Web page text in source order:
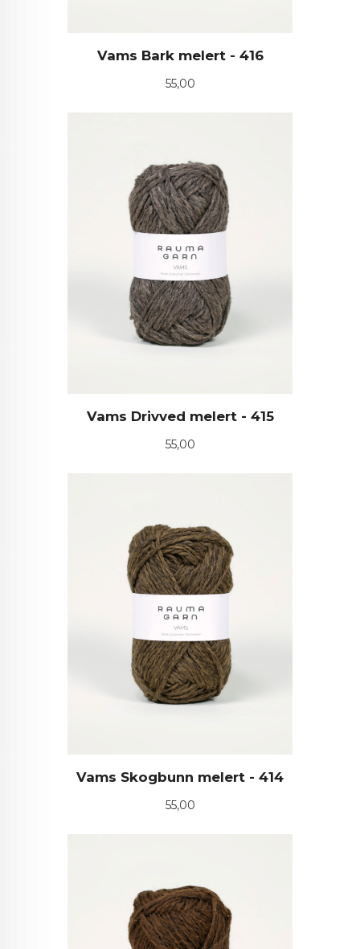
Vams Bark melert - 416
Pris
55,00
Vams Drivved melert - 415
Pris
55,00
Vams Skogbunn melert - 414
Pris
55,00